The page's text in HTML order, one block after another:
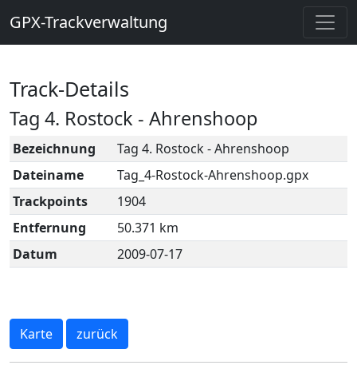
GPX-Trackverwaltung
Track-Details
Tag 4. Rostock - Ahrenshoop
Bezeichnung
Tag 4. Rostock - Ahrenshoop
Dateiname
Tag_4-Rostock-Ahrenshoop.gpx
Trackpoints
1904
Entfernung
50.371 km
Datum
2009-07-17
Karte zurück